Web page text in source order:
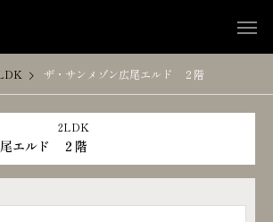
ザ・サンメゾン広尾エルド ２階
2LDK
尾エルド ２階